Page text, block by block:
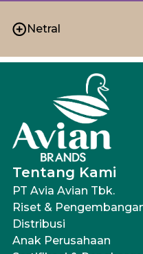
Netral
Tentang Kami
PT Avia Avian Tbk.
Riset &
Distribusi
Anak Perusahaan